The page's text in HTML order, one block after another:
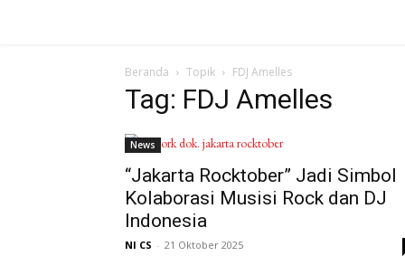
Beranda Topik FDJ Amelles
Tag: FDJ Amelles
News
“Jakarta Rocktober” Jadi Simbol
Kolaborasi Musisi Rock dan DJ
Indonesia
NI CS - 21 Oktober 2025